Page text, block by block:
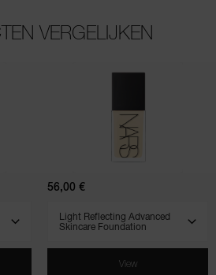
VERGELIJKEN
Light
Reflecting
Advanced
Skincare
56,00 €
View